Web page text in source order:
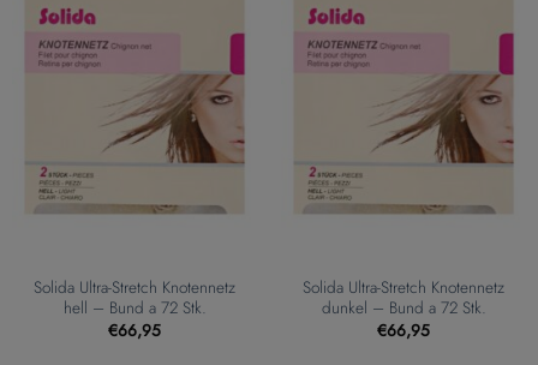
Solida Ultra-Stretch Knotennetz
hell – Bund a 72 Stk.
€66,95
Solida Ultra-Stretch Knotennetz
dunkel – Bund a 72 Stk.
€66,95